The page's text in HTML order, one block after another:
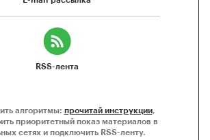
RSS-лента
алгоритмы: прочитай инструкции,
приоритетный показ материалов в
сетях и подключить RSS-ленту.